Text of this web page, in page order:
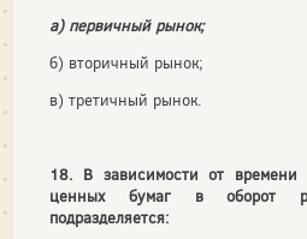
а) первичный рынок;
б) вторичный рынок;
в) третичный рынок.
18. В зависимости от времени
ценных бумаг в оборот
подразделяется: